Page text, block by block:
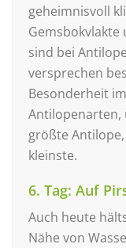
geheimnisvoll
Gemsbokvlakte
sind bei
versprechen
Besonderheit
Antilopenarten,
größte
kleinste.
6. Tag: Auf
Auch heute
Nähe von